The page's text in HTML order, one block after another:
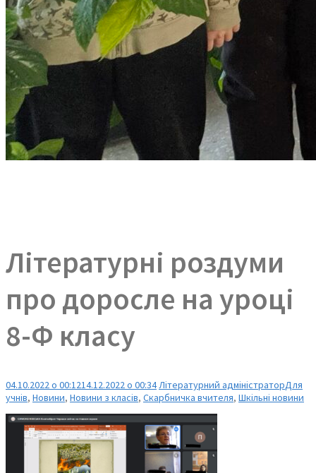
Літературні роздуми
про доросле на уроці
8-Ф класу
04.10.2022 о 00:1214.12.2022 о 00:34Літературний адміністраторДля
учнів, Новини, Новини з класів, Скарбничка вчителя, Шкільні новини